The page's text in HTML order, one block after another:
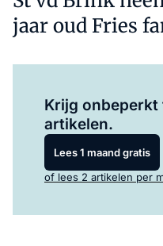
jaar oud Fries
Krijg
artikelen.
Lees 1 maand gratis
of lees 2 artikelen per